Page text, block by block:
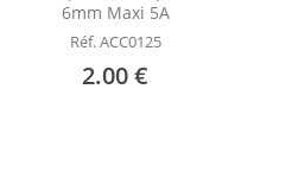
6mm Maxi 5A
Réf. ACC0125
2.00 €